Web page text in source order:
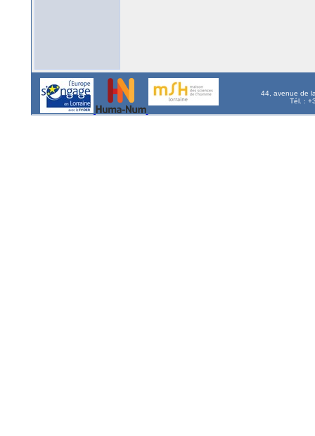
44, avenue de
Tél. :